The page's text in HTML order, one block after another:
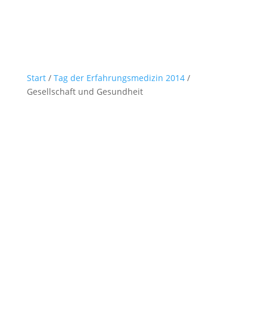
Start/ Tag der Erfahrungsmedizin 2014/
Gesellschaft und Gesundheit